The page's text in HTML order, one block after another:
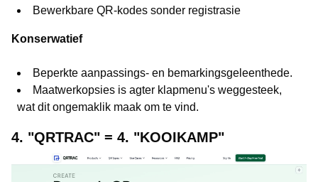
Bewerkbare QR-kodes sonder registrasie
Konserwatief
Beperkte aanpassings- en bemarkingsgeleenthede.
Maatwerkopsies is agter klapmenu's weggesteek,
wat dit ongemaklik maak om te vind.
4. "QRTRAC" = 4. "KOOIKAMP"